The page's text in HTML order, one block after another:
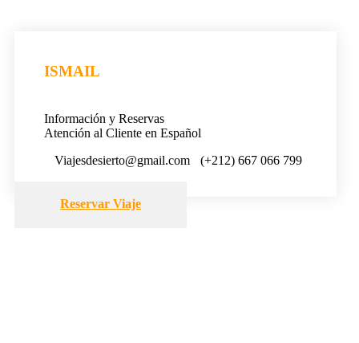
ISMAIL
Información y Reservas
Atención al Cliente en Español
Viajesdesierto@gmail.com
(+212) 667 066 799
Reservar Viaje